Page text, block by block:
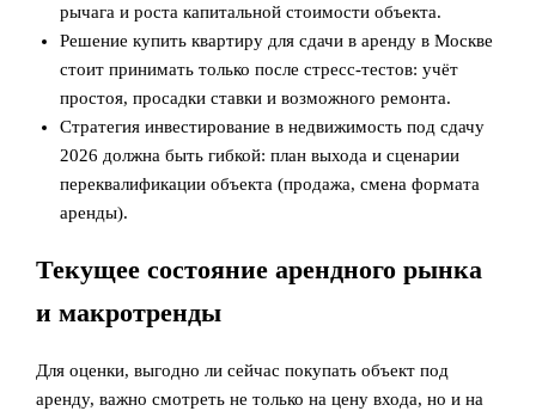
рычага и роста капитальной стоимости объекта.
Решение купить квартиру для сдачи в аренду в Москве
стоит принимать только после стресс‑тестов: учёт
простоя, просадки ставки и возможного ремонта.
Стратегия инвестирование в недвижимость под сдачу
2026 должна быть гибкой: план выхода и сценарии
переквалификации объекта (продажа, смена формата
аренды).
Текущее состояние арендного рынка
и макротренды
Для оценки, выгодно ли сейчас покупать объект под
аренду, важно смотреть не только на цену входа, но и на